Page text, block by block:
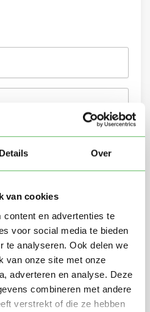
Details Over
van cookies
en advertenties te
voor social media te bieden
te analyseren. Ook delen we
van onze site met onze
adverteren en analyse. Deze
combineren met andere
verstrekt of die ze hebben
in mijn omgeving per
akkoord met deAlgemene